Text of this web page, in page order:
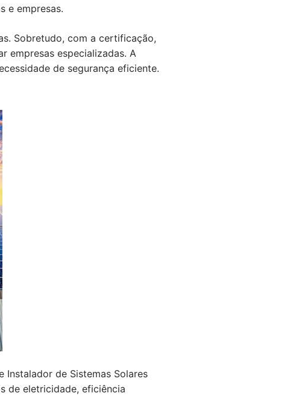
e empresas.
Sobretudo, com a certificação,
empresas especializadas. A
de segurança eficiente.
Instalador de Sistemas Solares
de eletricidade, eficiência